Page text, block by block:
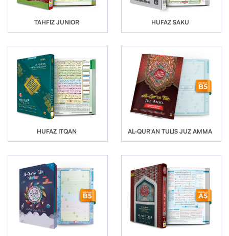
TAHFIZ JUNIOR HUFAZ SAKU
HUFAZ ITQAN AL-QUR'AN TULIS JUZ AMMA